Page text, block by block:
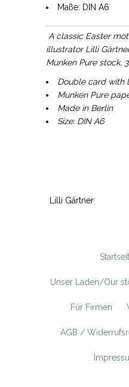
Maße: DIN A6
A classic Easter
illustrator Lilli
Munken Pure stock,
Double card with
Munken Pure
Made in Berlin
Size: DIN A6
Lilli Gärtner
Unser Laden/Our
Für Firmen
AGB /